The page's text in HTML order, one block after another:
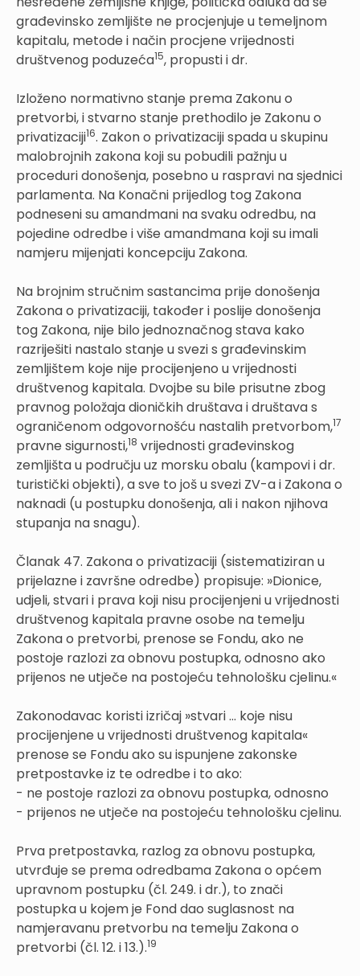
građevinsko zemljište ne procjenjuje u temeljnom
kapitalu, metode i način procjene vrijednosti
društvenog poduzeća15, propusti i dr.
Izloženo normativno stanje prema Zakonu o
pretvorbi, i stvarno stanje prethodilo je Zakonu o
privatizaciji16. Zakon o privatizaciji spada u skupinu
malobrojnih zakona koji su pobudili pažnju u
proceduri donošenja, posebno u raspravi na sjednici
parlamenta. Na Konačni prijedlog tog Zakona
podneseni su amandmani na svaku odredbu, na
pojedine odredbe i više amandmana koji su imali
namjeru mijenjati koncepciju Zakona.
Na brojnim stručnim sastancima prije donošenja
Zakona o privatizaciji, također i poslije donošenja
tog Zakona, nije bilo jednoznačnog stava kako
razriješiti nastalo stanje u svezi s građevinskim
zemljištem koje nije procijenjeno u vrijednosti
društvenog kapitala. Dvojbe su bile prisutne zbog
pravnog položaja dioničkih društava i društava s
ograničenom odgovornošću nastalih pretvorbom,17
pravne sigurnosti,18 vrijednosti građevinskog
zemljišta u području uz morsku obalu (kampovi i dr.
turistički objekti), a sve to još u svezi ZV-a i Zakona o
naknadi (u postupku donošenja, ali i nakon njihova
stupanja na snagu).
Članak 47. Zakona o privatizaciji (sistematiziran u
prijelazne i završne odredbe) propisuje: »Dionice,
udjeli, stvari i prava koji nisu procijenjeni u vrijednosti
društvenog kapitala pravne osobe na temelju
Zakona o pretvorbi, prenose se Fondu, ako ne
postoje razlozi za obnovu postupka, odnosno ako
prijenos ne utječe na postojeću tehnološku cjelinu.«
Zakonodavac koristi izričaj »stvari ... koje nisu
procijenjene u vrijednosti društvenog kapitala«
prenose se Fondu ako su ispunjene zakonske
pretpostavke iz te odredbe i to ako:
- ne postoje razlozi za obnovu postupka, odnosno
- prijenos ne utječe na postojeću tehnološku cjelinu.
Prva pretpostavka, razlog za obnovu postupka,
utvrđuje se prema odredbama Zakona o općem
upravnom postupku (čl. 249. i dr.), to znači
postupka u kojem je Fond dao suglasnost na
namjeravanu pretvorbu na temelju Zakona o
pretvorbi (čl. 12. i 13.).19